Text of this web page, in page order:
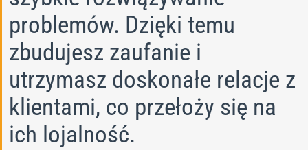
problemów. Dzięki temu
zbudujesz zaufanie i
utrzymasz doskonałe relacje z
klientami, co przełoży się na
ich lojalność.